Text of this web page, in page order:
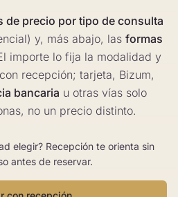
de precio por tipo de consulta
y, más abajo, las formas
importe lo fija la modalidad y
recepción; tarjeta, Bizum,
bancaria u otras vías solo
no un precio distinto.
elegir? Recepción te orienta sin
antes de reservar.